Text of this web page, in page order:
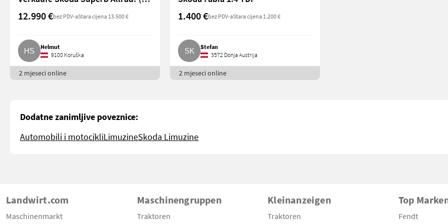
12.990 €bez PDV-aStara cijena 13.500 €
Helmut
9100 Koruška
2 mjeseci online
1.400 €bez PDV-aStara cijena 1.200 €
Stefan
3572 Donja Austrija
2 mjeseci online
Dodatne zanimljive poveznice:
Automobili i motocikliLimuzineSkoda Limuzine
Landwirt.com
Maschinenmarkt
Maschinengruppen
Traktoren
Kleinanzeigen
Traktoren
Top
Fendt